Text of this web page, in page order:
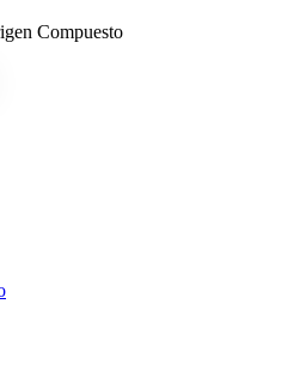
Compuesto